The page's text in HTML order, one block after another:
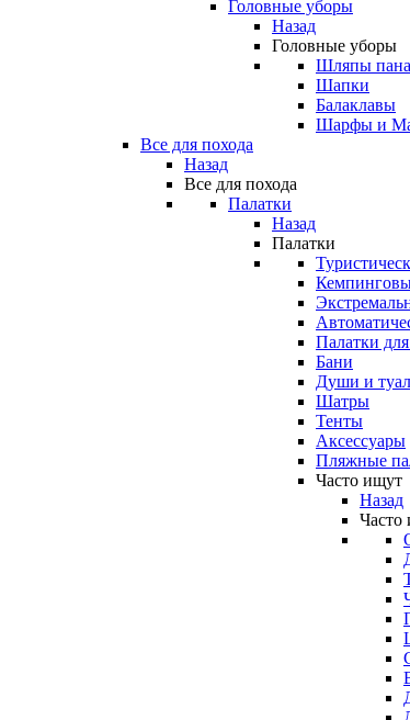
Головные уборы
Назад
Головные уборы
Шляпы
Шапки
Балаклавы
Шарфы и
Все для похода
Назад
Все для похода
Палатки
Назад
Палатки
Палатки
Бани
Души и
Шатры
Тенты
Аксессуары
Пляжные
Часто ищут
Назад
Часто